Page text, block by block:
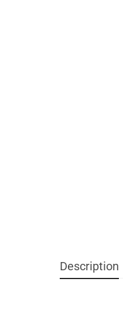
Description